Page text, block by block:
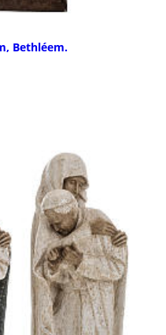
Bethléem.